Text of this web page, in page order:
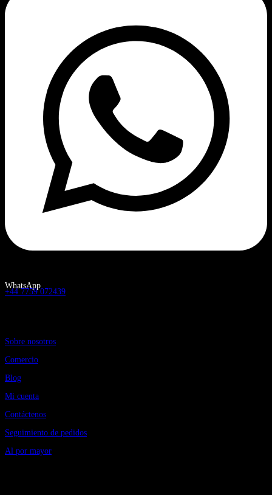
WhatsApp
+44 7759 072439
Sobre nosotros
Comercio
Blog
Mi cuenta
Contáctenos
Seguimiento de pedidos
Al por mayor